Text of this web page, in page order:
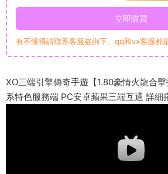
立即購買
有不懂得請聯系客服咨詢下。qq和vx客服都
XO三端引擎傳奇手遊【1.80豪情火龍合
系特色服務端 PC安卓蘋果三端互通 詳細